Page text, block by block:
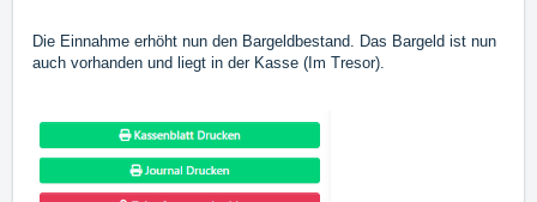
Die Einnahme erhöht nun den Bargeldbestand. Das Bargeld ist nun
auch vorhanden und liegt in der Kasse (Im Tresor).